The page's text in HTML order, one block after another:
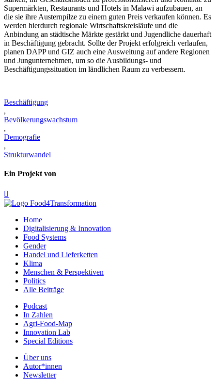
Supermärkten, Restaurants und Hotels in Malawi aufzubauen, an
die sie ihre Austernpilze zu einem guten Preis verkaufen können. Es
werden hierdurch regionale Wirtschaftskreisläufe und die
Anbindung an städtische Märkte gestärkt und Jugendliche dauerhaft
in Beschäftigung gebracht. Sollte der Projekt erfolgreich verlaufen,
planen DAPP und GIZ auch eine Ausweitung auf andere Regionen
und Jungunternehmen, um so die Ausbildungs- und
Beschäftigungssituation im ländlichen Raum zu verbessern.
Beschäftigung
,
Bevölkerungswachstum
,
Demografie
,
Strukturwandel
Ein Projekt von

Home
Digitalisierung & Innovation
Food Systems
Gender
Handel und Lieferketten
Klima
Menschen & Perspektiven
Politics
Alle Beiträge
Podcast
In Zahlen
Agri-Food-Map
Innovation Lab
Special Editions
Über uns
Autor*innen
Newsletter